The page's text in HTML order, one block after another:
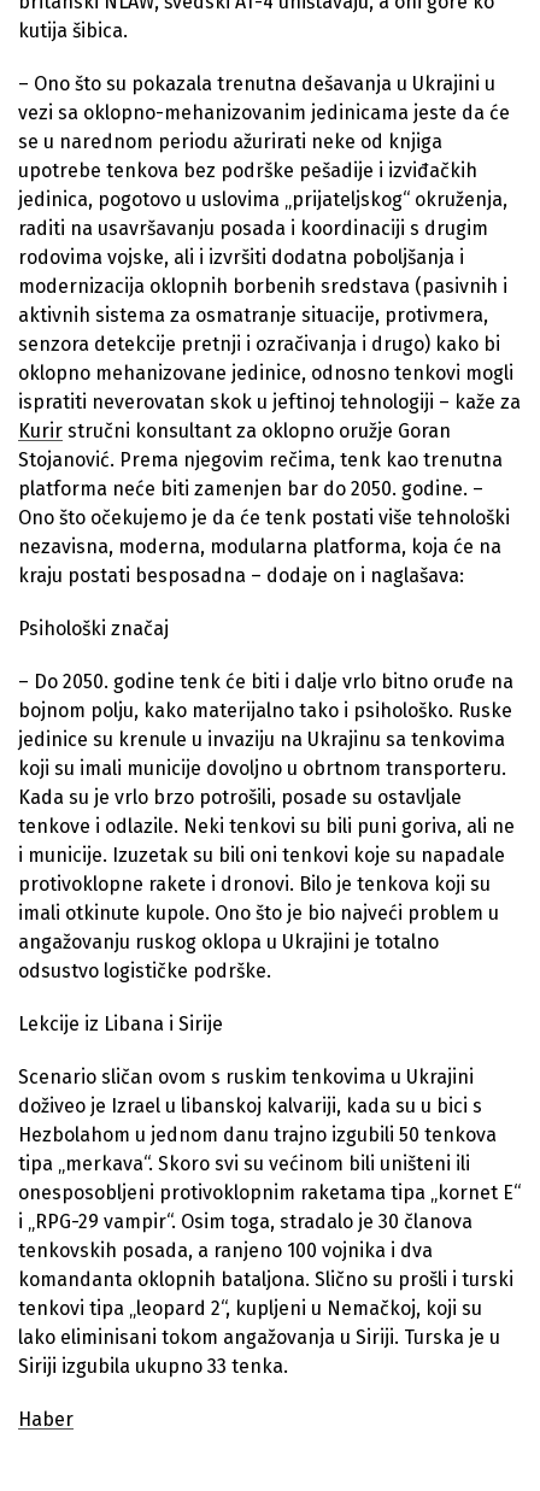
kutija šibica.
– Ono što su pokazala trenutna dešavanja u Ukrajini u
vezi sa oklopno-mehanizovanim jedinicama jeste da će
se u narednom periodu ažurirati neke od knjiga
upotrebe tenkova bez podrške pešadije i izviđačkih
jedinica, pogotovo u uslovima „prijateljskog“ okruženja,
raditi na usavršavanju posada i koordinaciji s drugim
rodovima vojske, ali i izvršiti dodatna poboljšanja i
modernizacija oklopnih borbenih sredstava (pasivnih i
aktivnih sistema za osmatranje situacije, protivmera,
senzora detekcije pretnji i ozračivanja i drugo) kako bi
oklopno mehanizovane jedinice, odnosno tenkovi mogli
ispratiti neverovatan skok u jeftinoj tehnologiji – kaže za
Kurir stručni konsultant za oklopno oružje Goran
Stojanović. Prema njegovim rečima, tenk kao trenutna
platforma neće biti zamenjen bar do 2050. godine. –
Ono što očekujemo je da će tenk postati više tehnološki
nezavisna, moderna, modularna platforma, koja će na
kraju postati besposadna – dodaje on i naglašava:
Psihološki značaj
– Do 2050. godine tenk će biti i dalje vrlo bitno oruđe na
bojnom polju, kako materijalno tako i psihološko. Ruske
jedinice su krenule u invaziju na Ukrajinu sa tenkovima
koji su imali municije dovoljno u obrtnom transporteru.
Kada su je vrlo brzo potrošili, posade su ostavljale
tenkove i odlazile. Neki tenkovi su bili puni goriva, ali ne
i municije. Izuzetak su bili oni tenkovi koje su napadale
protivoklopne rakete i dronovi. Bilo je tenkova koji su
imali otkinute kupole. Ono što je bio najveći problem u
angažovanju ruskog oklopa u Ukrajini je totalno
odsustvo logističke podrške.
Lekcije iz Libana i Sirije
Scenario sličan ovom s ruskim tenkovima u Ukrajini
doživeo je Izrael u libanskoj kalvariji, kada su u bici s
Hezbolahom u jednom danu trajno izgubili 50 tenkova
tipa „merkava“. Skoro svi su većinom bili uništeni ili
onesposobljeni protivoklopnim raketama tipa „kornet E“
i „RPG-29 vampir“. Osim toga, stradalo je 30 članova
tenkovskih posada, a ranjeno 100 vojnika i dva
komandanta oklopnih bataljona. Slično su prošli i turski
tenkovi tipa „leopard 2“, kupljeni u Nemačkoj, koji su
lako eliminisani tokom angažovanja u Siriji. Turska je u
Siriji izgubila ukupno 33 tenka.
Haber